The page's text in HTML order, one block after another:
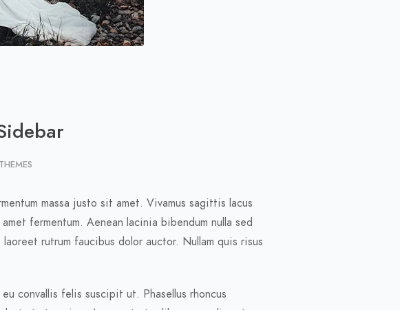
massa justo sit amet. Vivamus sagittis lacus
fermentum. Aenean lacinia bibendum nulla sed
rutrum faucibus dolor auctor. Nullam quis risus
convallis felis suscipit ut. Phasellus rhoncus